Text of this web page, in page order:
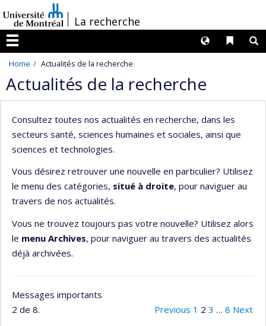
au
contenu
/La recherche
Menu
Liens
Langues
Home Actualités de la recherche
Actualités de la recherche
Consultez toutes nos actualités en recherche, dans les
secteurs santé, sciences humaines et sociales, ainsi que
sciences et technologies.
Vous désirez retrouver une nouvelle en particulier? Utilisez
le menu des catégories, situé à droite, pour naviguer au
travers de nos actualités.
Vous ne trouvez toujours pas votre nouvelle? Utilisez alors
le menu Archives, pour naviguer au travers des actualités
déjà archivées.
Messages importants
2 de 8.
Previous 1 2 3 … 8 Next